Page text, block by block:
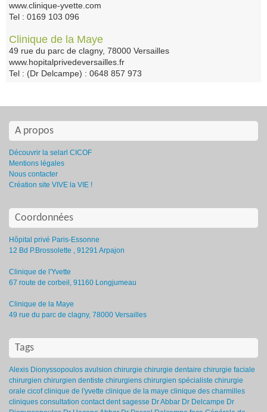
www.clinique-yvette.com
Tel : 0169 103 096
Clinique de la Maye
49 rue du parc de clagny, 78000 Versailles
www.hopitalprivedeversailles.fr
Tel : (Dr Delcampe) : 0648 857 973
A propos
Découvrir la selarl CICOF
Mentions légales
Nous contacter
Création site VIVE la VIE !
Coordonnées
Hôpital privé Paris-Essonne
12 Bd P.Brossolette , 91291 Arpajon
Clinique de l'Yvette
67 route de corbeil, 91160 Longjumeau
Clinique de la Maye
49 rue du parc de clagny, 78000 Versailles
Tags
Alexis Dionyssopoulos avulsion chirurgie chirurgie dentaire chirurgie faciale
chirurgien chirurgien dentiste chirurgiens chirurgien spécialiste chirurgie
orale cicof clinique de l'yvette clinique de la maye clinique des charmilles
cliniques consultation contact dent sagesse Dr Abbar Dr Delcampe Dr